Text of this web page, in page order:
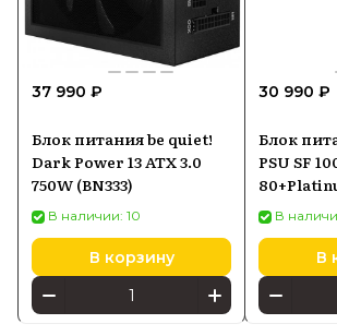
37 990 ₽
Блок питания be quiet!
Dark Power 13 ATX 3.0
750W (BN333)
В наличии: 10
В корзину
30 990 ₽
Блок
PSU SF
(2024)
В
В